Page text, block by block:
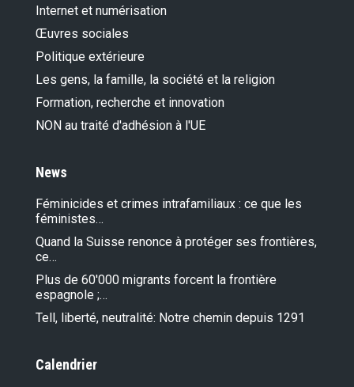
Internet et numérisation
Œuvres sociales
Politique extérieure
Les gens, la famille, la société et la religion
Formation, recherche et innovation
NON au traité d'adhésion à l'UE
News
Féminicides et crimes intrafamiliaux : ce que les
féministes…
Quand la Suisse renonce à protéger ses frontières,
ce…
Plus de 60'000 migrants forcent la frontière
espagnole ;…
Tell, liberté, neutralité: Notre chemin depuis 1291
Calendrier